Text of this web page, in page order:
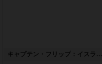
キャプテン・フリップ：イスラ・ボンバ